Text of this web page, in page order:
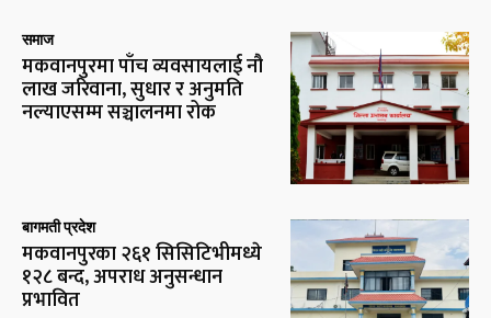
समाज
मकवानपुरमा पाँच व्यवसायलाई नौ
लाख जरिवाना, सुधार र अनुमति
नल्याएसम्म सञ्चालनमा रोक
बागमती प्रदेश
मकवानपुरका २६१ सिसिटिभीमध्ये
१२८ बन्द, अपराध अनुसन्धान
प्रभावित